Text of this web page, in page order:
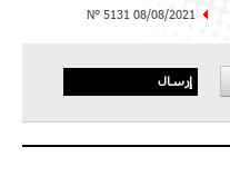
N° 5131 08/08/2021
إرسال